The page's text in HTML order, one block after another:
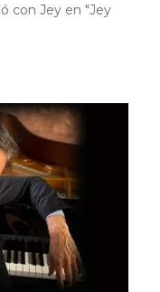
con Jey en "Jey